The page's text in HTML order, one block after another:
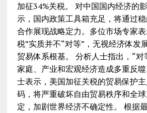
加征34%关税。 对中国国内经济的
示，国内政策工具箱充足，将通过
合作展现战略定力。多位市场专家
税”实质并不“对等”，无视经济体发
贸易体系根基。 分析人士指出，“对
家庭、产业和宏观经济造成多重反
士表示，美国加征关税的贸易保护
码，将严重破坏自由贸易秩序和全
定，加剧世界经济不确定性。 根据